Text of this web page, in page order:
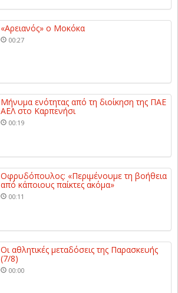
«Αρειανός» ο Μοκόκα
00:27
Μήνυμα ενότητας από τη διοίκηση της ΠΑΕ
ΑΕΛ στο Καρπενήσι
00:19
Οφρυδόπουλος: «Περιμένουμε τη βοήθεια
από κάποιους παίκτες ακόμα»
00:11
Οι αθλητικές μεταδόσεις της Παρασκευής
(7/8)
00:00